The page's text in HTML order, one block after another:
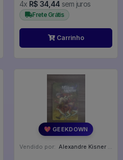
4x R$ 34,44 sem juros
Frete Grátis
Carrinho
💖 GEEKDOWN
Vendido por: Alexandre Kisner - PR